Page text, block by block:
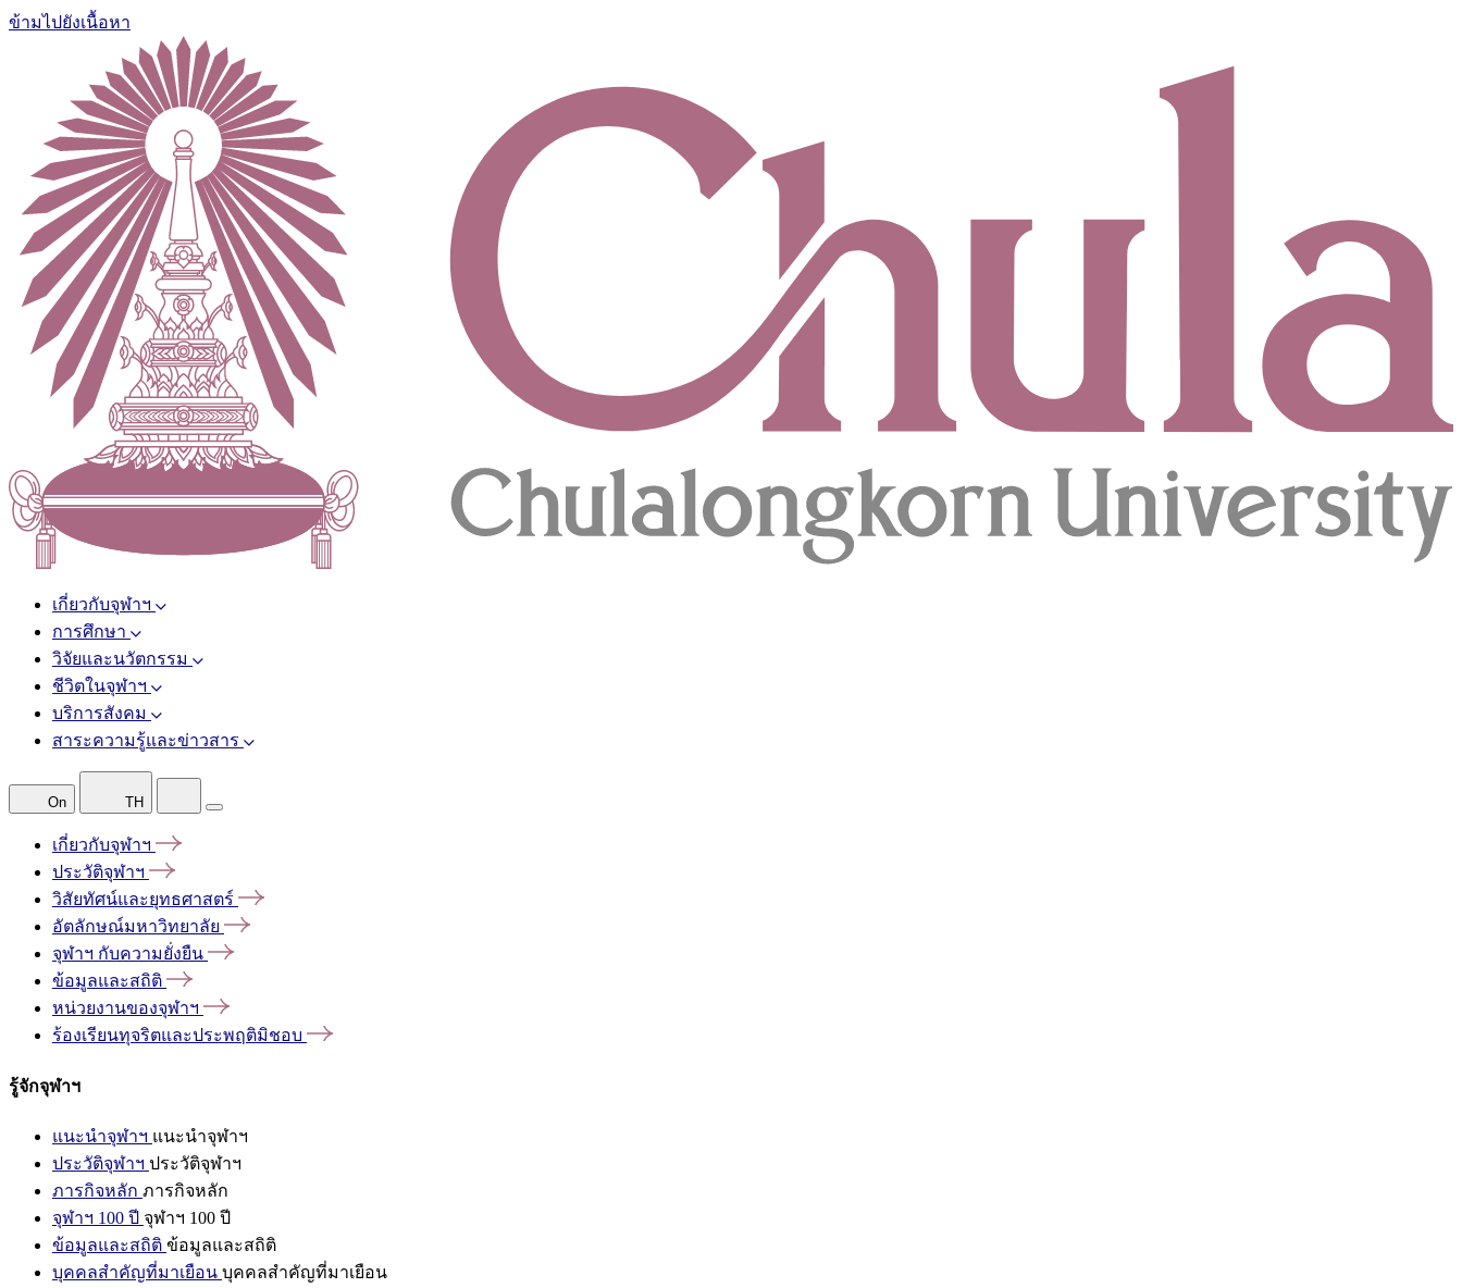
ข้ามไปยังเนื้อหา
เกี่ยวกับจุฬาฯ
การศึกษา
วิจัยและนวัตกรรม
ชีวิตในจุฬาฯ
บริการสังคม
สาระความรู้และข่าวสาร
On TH
เกี่ยวกับจุฬาฯ
ประวัติจุฬาฯ
วิสัยทัศน์และยุทธศาสตร์
อัตลักษณ์มหาวิทยาลัย
จุฬาฯ กับความยั่งยืน
ข้อมูลและสถิติ
หน่วยงานของจุฬาฯ
ร้องเรียนทุจริตและประพฤติมิชอบ
รู้จักจุฬาฯ
แนะนำจุฬาฯ แนะนำจุฬาฯ
ประวัติจุฬาฯ ประวัติจุฬาฯ
ภารกิจหลัก ภารกิจหลัก
จุฬาฯ 100 ปี จุฬาฯ 100 ปี
ข้อมูลและสถิติ ข้อมูลและสถิติ
บุคคลสำคัญที่มาเยือน บุคคลสำคัญที่มาเยือน